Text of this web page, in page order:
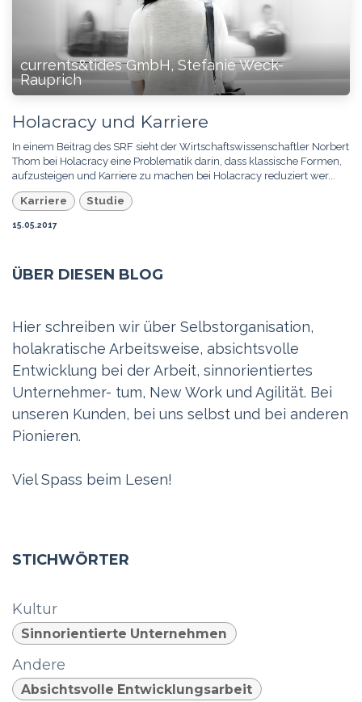
currents&tides GmbH, Stefanie Weck-
Rauprich
Holacracy und Karriere
In einem Beitrag des SRF sieht der Wirtschaftswissenschaftler Norbert
Thom bei Holacracy eine Problematik darin, dass klassische Formen,
aufzusteigen und Karriere zu machen bei Holacracy reduziert wer...
Karriere Studie
15.05.2017
ÜBER DIESEN BLOG
Hier schreiben wir über Selbstorganisation,
holakratische Arbeitsweise, absichtsvolle
Entwicklung bei der Arbeit, sinnorientiertes
Unternehmer- tum, New Work und Agilität. Bei
unseren Kunden, bei uns selbst und bei anderen
Pionieren.
Viel Spass beim Lesen!
STICHWÖRTER
Kultur
Sinnorientierte Unternehmen
Andere
Absichtsvolle Entwicklungsarbeit